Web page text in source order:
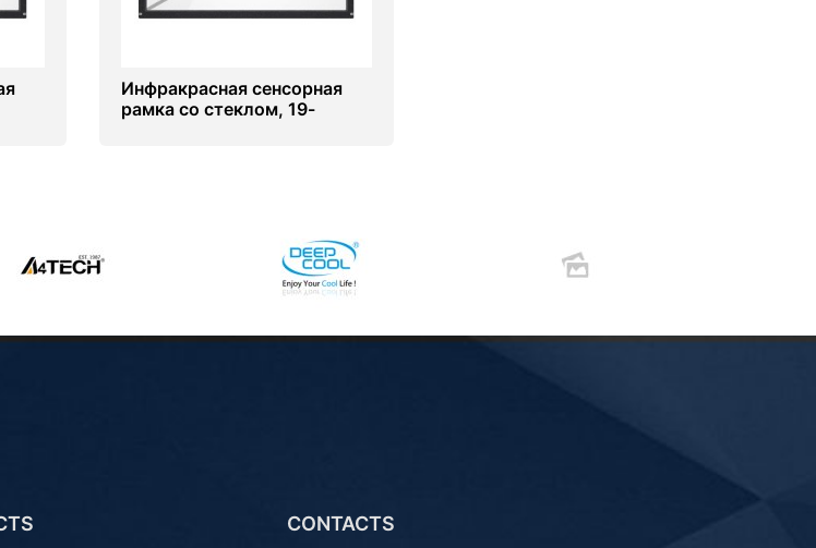
Инфракрасная сенсорная
рамка со стеклом, 19-
CONTACTS